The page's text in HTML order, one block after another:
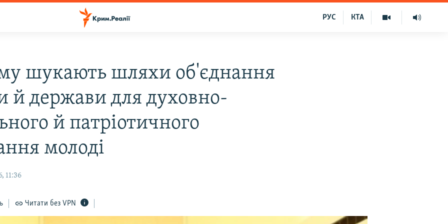
КТА
РУС
шукають шляхи об'єднання
й держави для духовно-
й патріотичного
молоді
11:36
Читати без VPN